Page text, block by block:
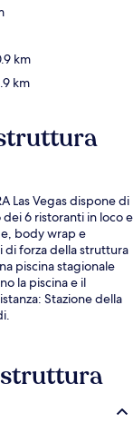
km
km
Las Vegas dispone di
6 ristoranti in loco e
body wrap e
di forza della struttura
piscina stagionale
la piscina e il
Stazione della